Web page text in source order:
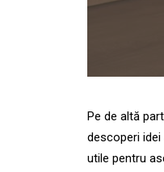
Pe de altă
descoperi
utile pentru